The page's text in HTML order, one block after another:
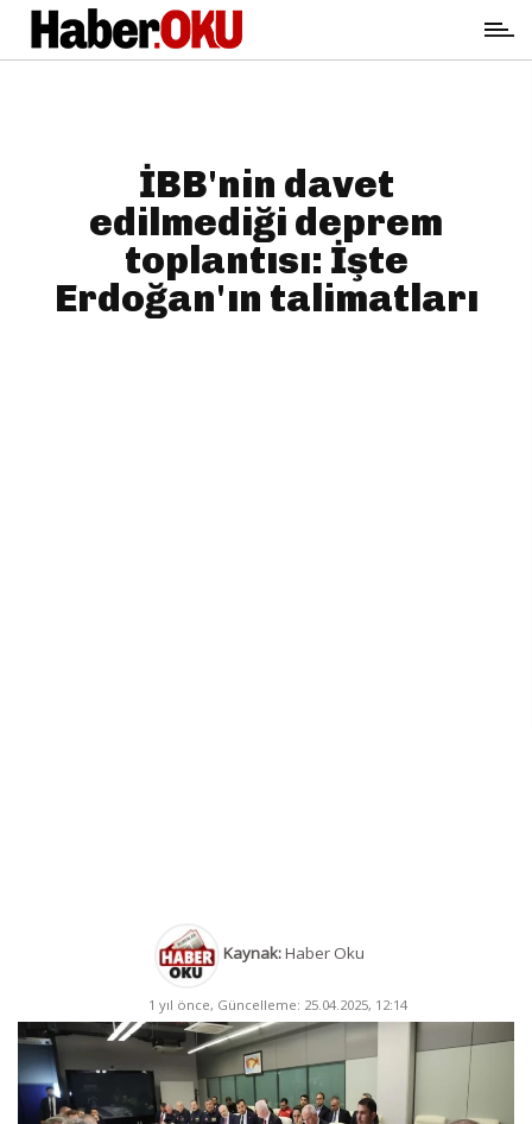
İBB'nin davet
edilmediği deprem
toplantısı: İşte
Erdoğan'ın talimatları
Kaynak:Haber Oku
1 yıl önce, Güncelleme: 25.04.2025, 12:14